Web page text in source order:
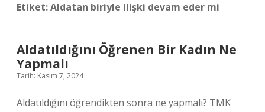
Etiket:Aldatan biriyle ilişki devam eder mi
Aldatıldığını Öğrenen Bir Kadın Ne
Yapmalı
Tarih: Kasım 7, 2024
Aldatıldığını öğrendikten sonra ne yapmalı? TMK